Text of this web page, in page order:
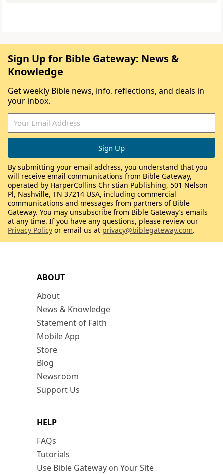
ABOUT
About
News & Knowledge
Statement of Faith
Mobile App
Store
Blog
Newsroom
Support Us
HELP
FAQs
Tutorials
Use Bible Gateway on Your Site
Sign Up for Bible Gateway: News &
Knowledge
Get weekly Bible news, info, reflections, and deals in
your inbox.
By submitting your email address, you understand that you
will receive email communications from Bible Gateway,
operated by HarperCollins Christian Publishing, 501 Nelson
Pl, Nashville, TN 37214 USA, including commercial
communications and messages from partners of Bible
Gateway. You may unsubscribe from Bible Gateway’s emails
at any time. If you have any questions, please review our
Privacy Policy or email us at privacy@biblegateway.com.